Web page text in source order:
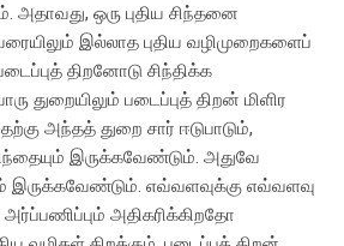
அதாவது, ஒரு புதிய சிந்தனை
இல்லாத புதிய வழிமுறைகளைப்
திறனோடு சிந்திக்க
துறையிலும் படைப்புத் திறன் மிளிர
அந்தத் துறை சார் ஈடுபாடும்,
இருக்கவேண்டும். அதுவே
இருக்கவேண்டும். எவ்வளவுக்கு எவ்வளவு
அர்ப்பணிப்பும் அதிகரிக்கிறதோ